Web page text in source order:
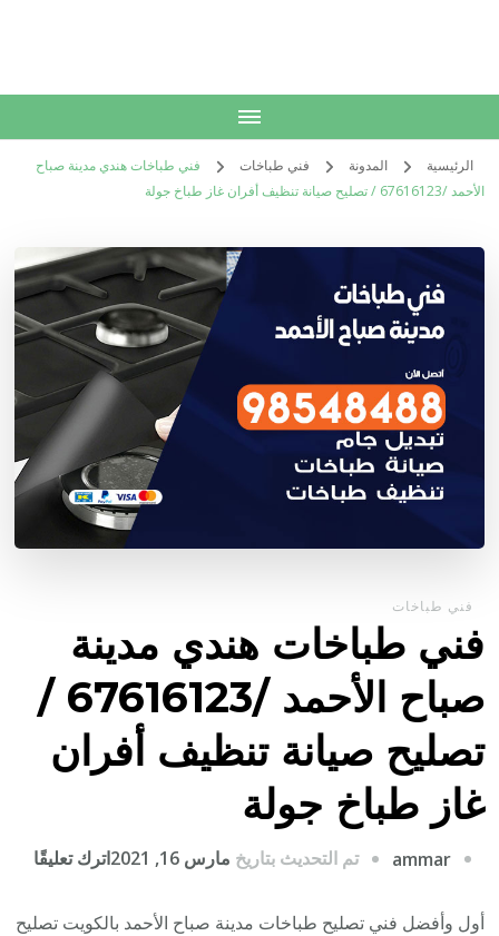
الرئيسية المدونة فني طباخات
فني طباخات هندي مدينة صباح
الأحمد /67616123 / تصليح صيانة تنظيف أفران غاز طباخ جولة
فني طباخات
فني طباخات هندي مدينة
صباح الأحمد /67616123 /
تصليح صيانة تنظيف أفران
غاز طباخ جولة
ammar تم التحديث بتاريخ مارس 16, 2021 اترك تعليقًا
أول وأفضل فني تصليح طباخات مدينة صباح الأحمد بالكويت تصليح